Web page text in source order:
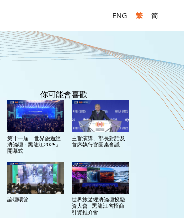
ENG 繁 简
你可能會喜歡
第十一屆「世界旅遊經
濟論壇 · 黑龍江2025」
開幕式
主旨演講、部長對話及
首席執行官圓桌會議
論壇環節
世界旅遊經濟論壇投融
資大會 · 黑龍江省招商
引資推介會